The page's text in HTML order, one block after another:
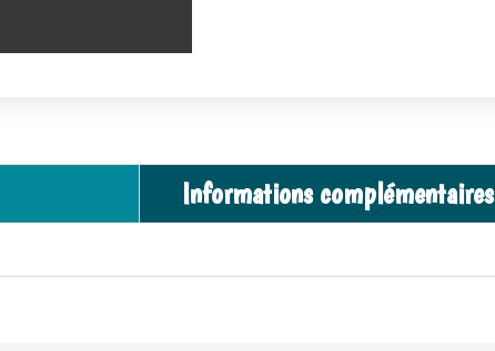
Informations complémentaires